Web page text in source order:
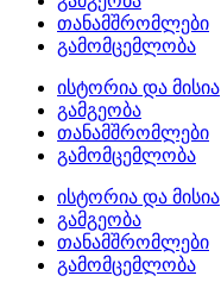
თანამშრომლები
გამომცემლობა
ისტორია და მისია
გამგეობა
თანამშრომლები
გამომცემლობა
ისტორია და მისია
გამგეობა
თანამშრომლები
გამომცემლობა